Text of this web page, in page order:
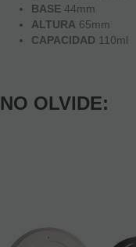
BASE 44mm
ALTURA 65mm
CAPACIDAD 110ml
NO OLVIDE: